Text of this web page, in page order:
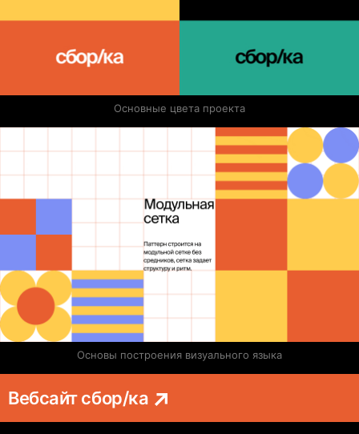
Основные цвета проекта
Основы построения визуального языка
Вебсайт сбор/ка